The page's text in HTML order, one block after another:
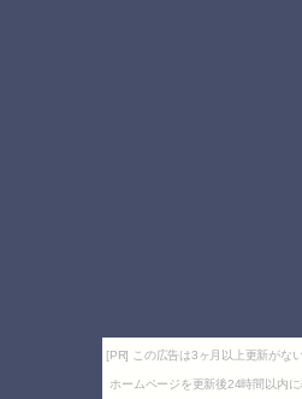
[PR] この広告は3ヶ月以上更新がな
ホームページを更新後24時間以内に